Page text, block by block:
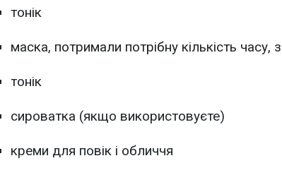
тонік
маска, потримали потрібну кількість
тонік
сироватка (якщо використовуєте)
креми для повік і обличчя